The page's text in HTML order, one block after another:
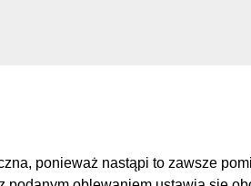
ponieważ nastąpi to zawsze